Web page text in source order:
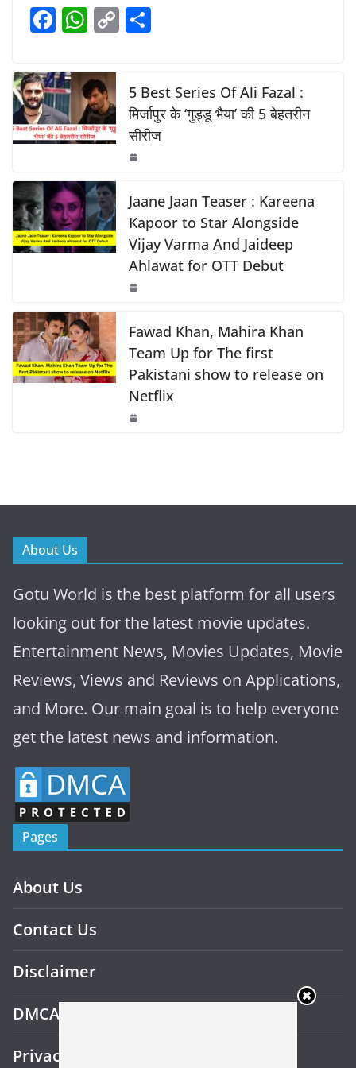
b
o
k
A
p
Li
k
F
c
e
b
o
o
k
W
at
s
A
p
p
C
y
Li
n
k
e
5 Best Series Of Ali Fazal :
मिर्जापुर के ‘गुड्डू भैया’ की 5 बेहतरीन
सीरीज
Jaane Jaan Teaser : Kareena
Kapoor to Star Alongside
Vijay Varma And Jaideep
Ahlawat for OTT Debut
Fawad Khan, Mahira Khan
Team Up for The first
Pakistani show to release on
Netflix
About Us
Gotu World is the best platform for all users
looking out for the latest movie updates.
Entertainment News, Movies Updates, Movie
Reviews, Views and Reviews on Applications,
and More. Our main goal is to help everyone
get the latest news and information.
Pages
About Us
Contact Us
Disclaimer
DMCA
Privacy Policy